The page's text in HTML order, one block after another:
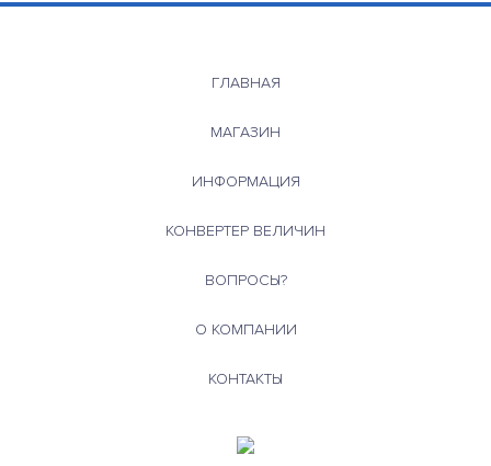
ГЛАВНАЯ
МАГАЗИН
ИНФОРМАЦИЯ
КОНВЕРТЕР ВЕЛИЧИН
ВОПРОСЫ?
О КОМПАНИИ
КОНТАКТЫ